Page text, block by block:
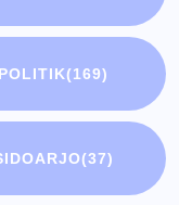
POLITIK(169)
(37)